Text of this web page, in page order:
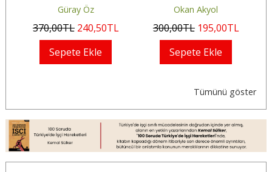
Güray Öz
370,00TL 240,50TL
Sepete Ekle
Okan Akyol
300,00TL 195,00TL
Sepete Ekle
Tümünü göster